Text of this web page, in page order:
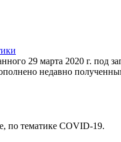
29 марта 2020 г. под
недавно
по тематике COVID-19.